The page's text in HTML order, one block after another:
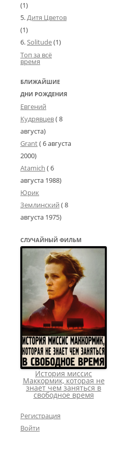
(1)
Дитя Цветов
(1)
Solitude(1)
Топ за всё
время
БЛИЖАЙШИЕ
ДНИ РОЖДЕНИЯ
Евгений
Кудрявцев( 8
августа)
Grant(6 августа
2000)
Atamich (6
августа 1988)
Юрик
Землинский (8
августа 1975)
СЛУЧАЙНЫЙ ФИЛЬМ
История миссис
Маккормик, которая не
знает чем заняться в
свободное время
Регистрация
Войти